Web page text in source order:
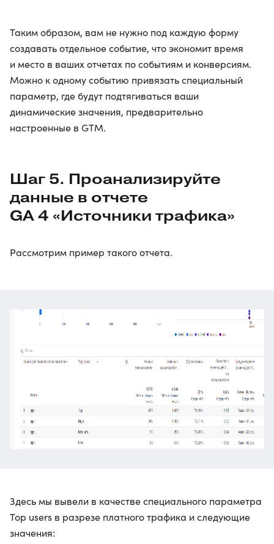
Таким образом, вам не нужно под каждую форму
создавать отдельное событие, что экономит время
и место в ваших отчетах по событиям и конверсиям.
Можно к одному событию привязать специальный
параметр, где будут подтягиваться ваши
динамические значения, предварительно
настроенные в GTM.
Шаг 5. Проанализируйте
данные в отчете
GA 4 «Источники трафика»
Рассмотрим пример такого отчета.
Здесь мы вывели в качестве специального параметра
Top users в разрезе платного трафика и следующие
значения: